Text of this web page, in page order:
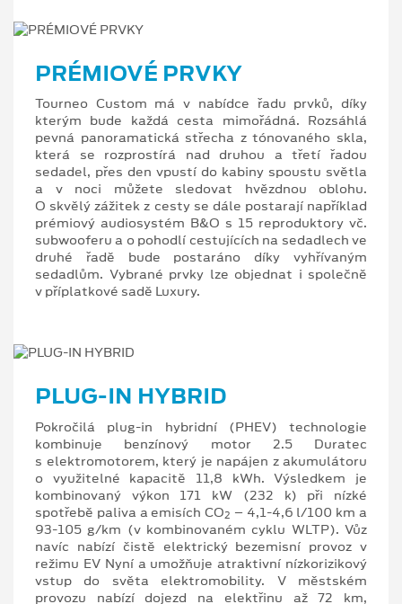
PRÉMIOVÉ PRVKY
Tourneo Custom má v nabídce řadu prvků, díky
kterým bude každá cesta mimořádná. Rozsáhlá
pevná panoramatická střecha z tónovaného skla,
která se rozprostírá nad druhou a třetí řadou
sedadel, přes den vpustí do kabiny spoustu světla
a v noci můžete sledovat hvězdnou oblohu.
O skvělý zážitek z cesty se dále postarají například
prémiový audiosystém B&O s 15 reproduktory vč.
subwooferu a o pohodlí cestujících na sedadlech ve
druhé řadě bude postaráno díky vyhřívaným
sedadlům. Vybrané prvky lze objednat i společně
v příplatkové sadě Luxury.
PLUG-IN HYBRID
Pokročilá plug-in hybridní (PHEV) technologie
kombinuje benzínový motor 2.5 Duratec
s elektromotorem, který je napájen z akumulátoru
o využitelné kapacitě 11,8 kWh. Výsledkem je
kombinovaný výkon 171 kW (232 k) při nízké
spotřebě paliva a emisích CO2 – 4,1-4,6 l/100 km a
93-105 g/km (v kombinovaném cyklu WLTP). Vůz
navíc nabízí čistě elektrický bezemisní provoz v
režimu EV Nyní a umožňuje atraktivní nízkorizikový
vstup do světa elektromobility. V městském
provozu nabízí dojezd na elektřinu až 72 km,